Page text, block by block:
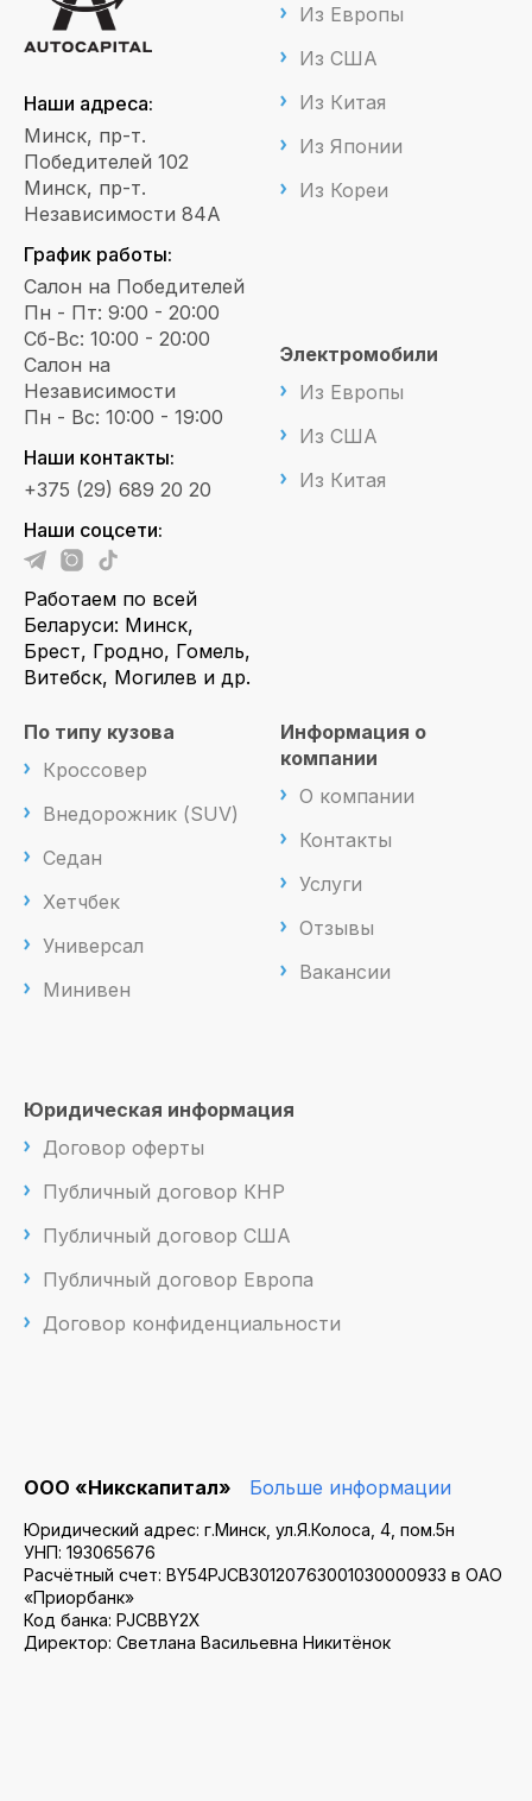
Наши адреса:
Минск, пр-т.
Победителей 102
Минск, пр-т.
Независимости 84А
График работы:
Салон на Победителей
Пн - Пт: 9:00 - 20:00
Сб-Вс: 10:00 - 20:00
Салон на
Независимости
Пн - Вс: 10:00 - 19:00
Наши контакты:
+375 (29) 689 20 20
Наши соцсети:
Работаем по всей
Беларуси: Минск,
Брест, Гродно, Гомель,
Витебск, Могилев и др.
Из Европы
Из США
Из Китая
Из Японии
Из Кореи
Электромобили
Из Европы
Из США
Из Китая
По типу кузова
Кроссовер
Внедорожник (SUV)
Седан
Хетчбек
Универсал
Минивен
Информация о
компании
О компании
Контакты
Услуги
Отзывы
Вакансии
Юридическая информация
Договор оферты
Публичный договор КНР
Публичный договор США
Публичный договор Европа
Договор конфиденциальности
ООО «Никскапитал» Больше информации
Юридический адрес: г.Минск, ул.Я.Колоса, 4, пом.5н
УНП: 193065676
Расчётный счет: BY54PJCB30120763001030000933 в ОАО
«Приорбанк»
Код банка: PJCBBY2X
Директор: Светлана Васильевна Никитёнок